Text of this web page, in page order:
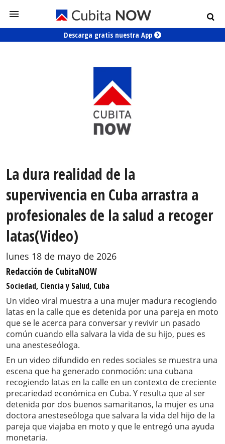
Descarga gratis nuestra App
La dura realidad de la
supervivencia en Cuba arrastra a
profesionales de la salud a recoger
latas(Video)
lunes 18 de mayo de 2026
Redacción de CubitaNOW
Sociedad, Ciencia y Salud, Cuba
Un video viral muestra a una mujer madura recogiendo
latas en la calle que es detenida por una pareja en moto
que se le acerca para conversar y revivir un pasado
común cuando ella salvara la vida de su hijo, pues es
una anesteseóloga.
En un video difundido en redes sociales se muestra una
escena que ha generado conmoción: una cubana
recogiendo latas en la calle en un contexto de creciente
precariedad económica en Cuba. Y resulta que al ser
detenida por dos buenos samaritanos, la mujer es una
doctora anesteseóloga que salvara la vida del hijo de la
pareja que viajaba en moto y que le entregó una ayuda
monetaria.